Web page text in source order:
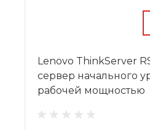
Lenovo ThinkServer
сервер начального
рабочей мощностью